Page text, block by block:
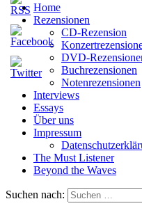
Home
Rezensionen
CD-Rezension
DVD-
Buchrezensionen
Notenrezensionen
Interviews
Essays
Über uns
Impressum
The Must Listener
Beyond the Waves
Suchen nach: